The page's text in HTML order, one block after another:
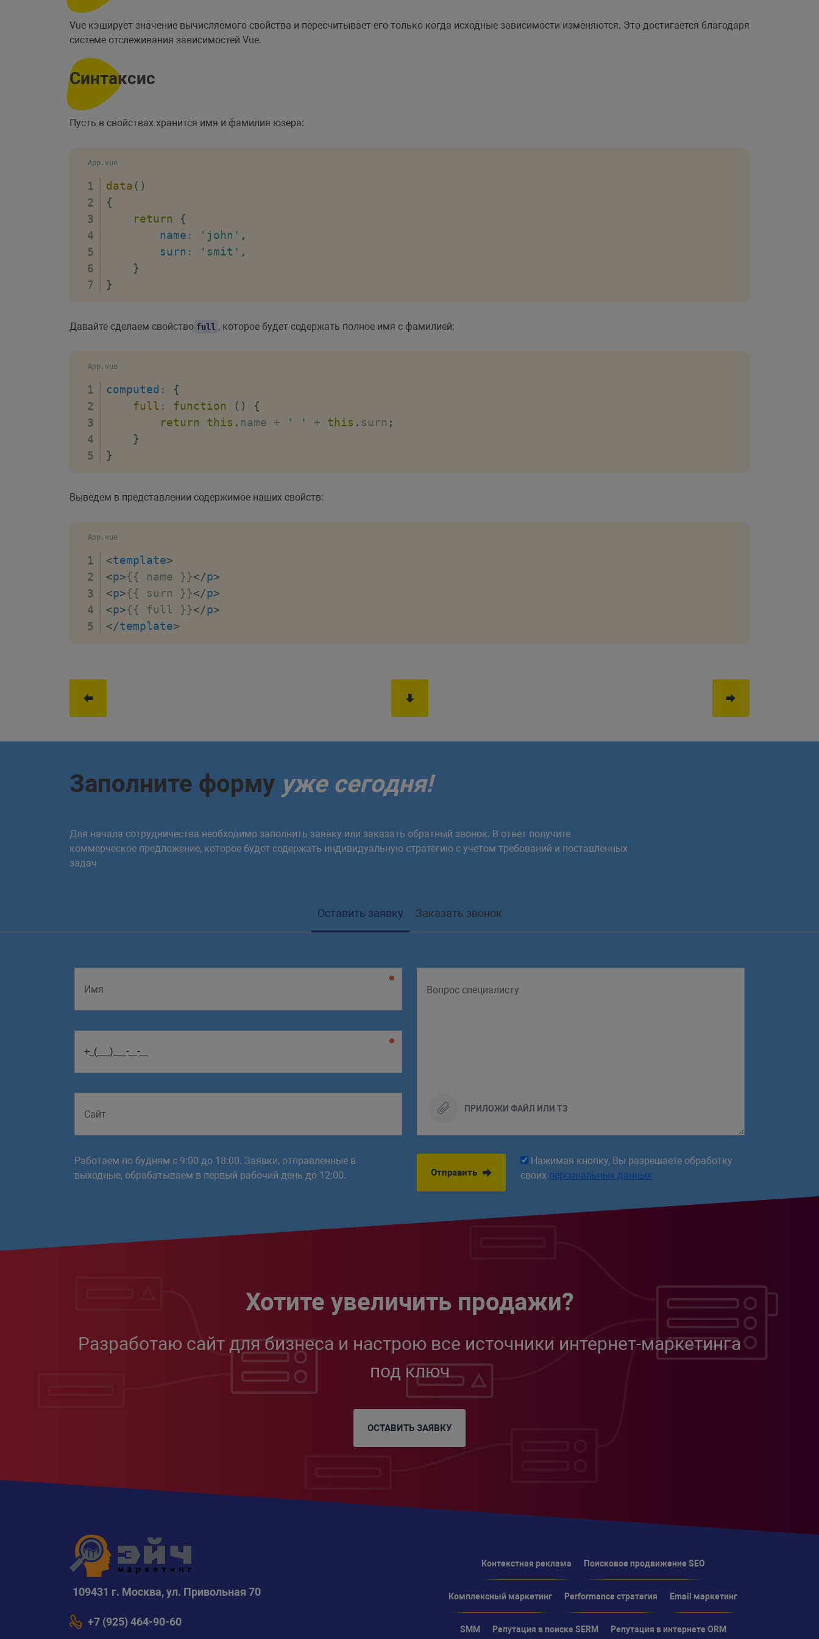
Vue кэширует значение вычисляемого свойства и пересчитывает его только когда исходные зависимости изменяются. Это достигается благодаря
системе отслеживания зависимостей Vue.
Синтаксис
Пусть в свойствах хранится имя и фамилия юзера:
App.vue
data ( )
{
return
{
name : 'john' ,
surn : 'smit' ,
}
}
Давайте сделаем свойство full , которое будет содержать полное имя с фамилией:
App.vue
computed :
{
full : function ( )
{
return
this . name + ' ' + this . surn ;
}
}
Выведем в представлении содержимое наших свойств:
App.vue
<template>
<p>{{ name }}</p>
<p>{{ surn }}</p>
<p>{{ full }}</p>
</template>
Заполните форму уже сегодня!
Для начала сотрудничества необходимо заполнить заявку или заказать обратный звонок. В ответ получите
коммерческое предложение, которое будет содержать индивидуальную стратегию с учетом требований и поставленных
задач
Оставить заявку Заказать звонок
ПРИЛОЖИ ФАЙЛ ИЛИ ТЗ
Работаем по будням с 9:00 до 18:00. Заявки, отправленные в
выходные, обрабатываем в первый рабочий день до 12:00.
Отправить
Нажимая кнопку, Вы разрешаете обработку
своих персональных данных
Хотите увеличить продажи?
Разработаю сайт для бизнеса и настрою все источники интернет-маркетинга
под ключ
ОСТАВИТЬ ЗАЯВКУ
109431 г. Москва, ул. Привольная 70
+7 (925) 464-90-60
Контекстная реклама Поисковое продвижение SEO
Комплексный маркетинг Performance стратегия Email маркетинг
SMM Репутация в поиске SERM Репутация в интернете ORM